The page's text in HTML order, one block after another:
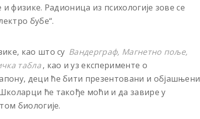
физике. Радионица из психологиjе зове се
бубе“.
као што су Вандерграф, Магнетно поље,
табла, као и уз експерименте о
деци ће бити презентовани и обjашњени
ће такође моћи и да завире у
биологиjе.